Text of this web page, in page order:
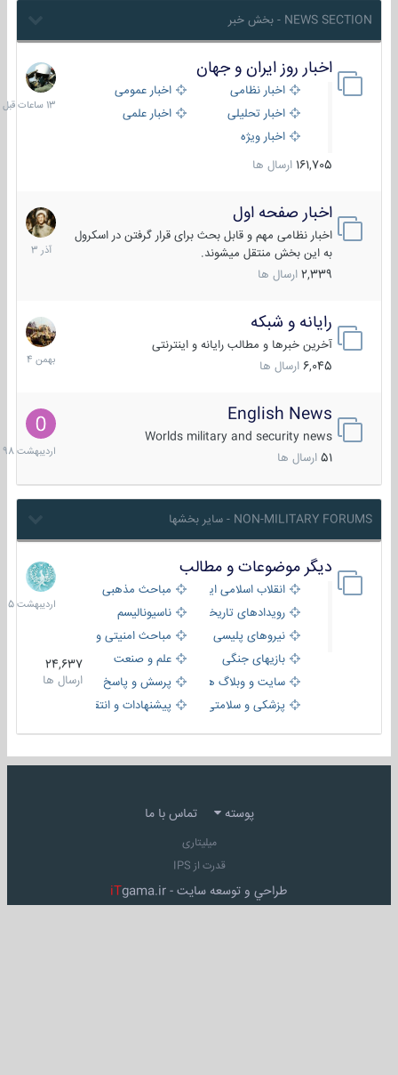
NEWS SECTION - بخش خبر
اخبار روز ایران و جهان
اخبار نظامی
اخبار عمومی
اخبار تحلیلی
اخبار علمی
اخبار ویژه
161,705 ارسال ها
13
ساعات
قبل
اخبار صفحه اول
اخبار نظامی مهم و قابل بحث برای قرار گرفتن در اسکرول
به این بخش منتقل میشوند.
2,339 ارسال ها
7
آذر
1403
رایانه و شبکه
آخرین خبرها و مطالب رایانه و اینترنتی
6,045 ارسال ها
30
بهمن
1404
English News
Worlds military and security news
51 ارسال ها
10
1398
NON-MILITARY FORUMS - سایر بخشها
دیگر موضوعات و مطالب
انقلاب اسلامی ایران
مباحث مذهبی
رویدادهای تاریخی و مذهبیناسیونالیسم
نیروهای پلیسی
مباحث امنیتی و اطلاعاتی
بازیهای جنگی
علم و صنعت
سایت و وبلاگ ها
پرسش و پاسخ
پزشکی و سلامتی
پیشنهادات و انتقادات
24,637
ارسال ها
8
1405
پوسته تماس با ما
میلیتاری
قدرت از IPS
طراحي و توسعه سايت - iTgama.ir